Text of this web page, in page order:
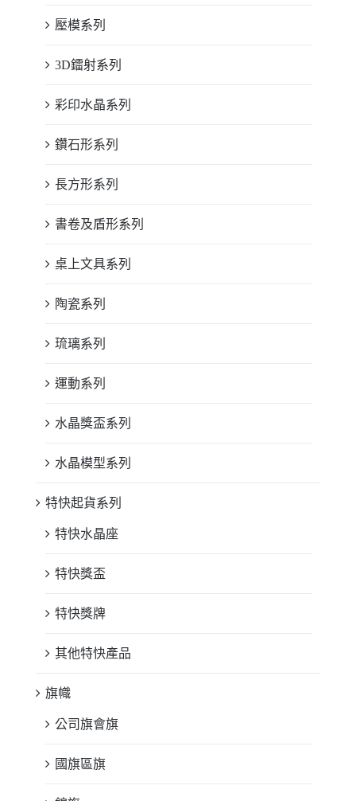
壓模系列
3D鐳射系列
彩印水晶系列
鑽石形系列
長方形系列
書卷及盾形系列
桌上文具系列
陶瓷系列
琉璃系列
運動系列
水晶獎盃系列
水晶模型系列
特快起貨系列
特快水晶座
特快獎盃
特快獎牌
其他特快產品
旗幟
公司旗會旗
國旗區旗